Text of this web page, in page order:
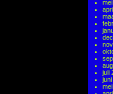
mei
juli